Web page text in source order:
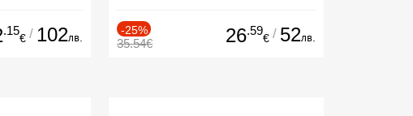
.15
€ / 102лв.
-25%
35.54€ 26.59
€ / 52лв.